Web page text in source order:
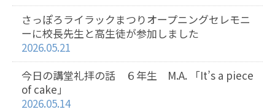
さっぽろライラックまつりオープニングセレモニ
ーに校長先生と高生徒が参加しました
2026.05.21
今日の講堂礼拝の話 ６年生 M.A. 「It’s a piece
of cake」
2026.05.14